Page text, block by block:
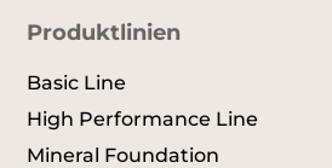
Produktlinien
Basic Line
High Performance Line
Mineral Foundation